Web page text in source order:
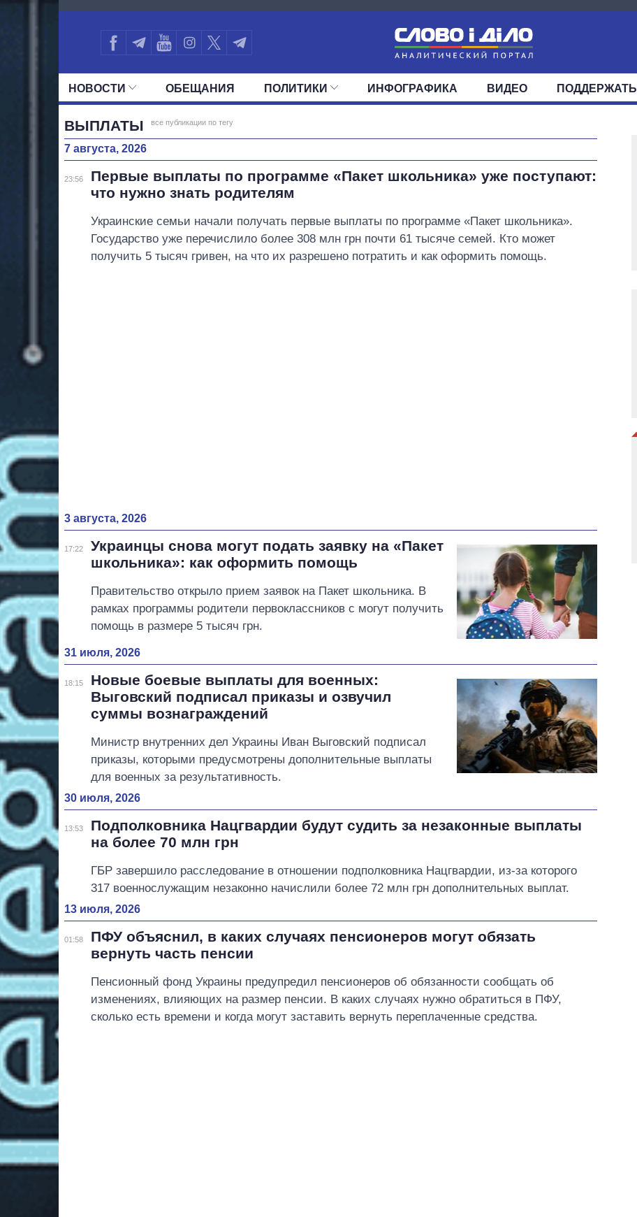
832
НОВОСТИ ОБЕЩАНИЯ ПОЛИТИКИ
ВСЕ ПОЛИТИКИ
ИНФОГРАФИКА ВИДЕО ПОДДЕРЖАТЬ
ВЫПЛАТЫ все публикации по тегу
7 августа, 2026
23:56
Первые выплаты по программе «Пакет школьника» уже поступают:
что нужно знать родителям
Украинские семьи начали получать первые выплаты по программе «Пакет школьника».
Государство уже перечислило более 308 млн грн почти 61 тысяче семей. Кто может
получить 5 тысяч гривен, на что их разрешено потратить и как оформить помощь.
3 августа, 2026
17:22
Украинцы снова могут подать заявку на «Пакет
школьника»: как оформить помощь
Правительство открыло прием заявок на Пакет школьника. В
рамках программы родители первоклассников с могут получить
помощь в размере 5 тысяч грн.
31 июля, 2026
18:15
Новые боевые выплаты для военных:
Выговский подписал приказы и озвучил
суммы вознаграждений
Министр внутренних дел Украины Иван Выговский подписал
приказы, которыми предусмотрены дополнительные выплаты
для военных за результативность.
30 июля, 2026
13:53
Подполковника Нацгвардии будут судить за незаконные выплаты
на более 70 млн грн
ГБР завершило расследование в отношении подполковника Нацгвардии, из-за которого
317 военнослужащим незаконно начислили более 72 млн грн дополнительных выплат.
13 июля, 2026
01:58
ПФУ объяснил, в каких случаях пенсионеров могут обязать
вернуть часть пенсии
Пенсионный фонд Украины предупредил пенсионеров об обязанности сообщать об
изменениях, влияющих на размер пенсии. В каких случаях нужно обратиться в ПФУ,
сколько есть времени и когда могут заставить вернуть переплаченные средства.
Восемь
массированных
область стали
главной целью рф
на рассмотрение комитета